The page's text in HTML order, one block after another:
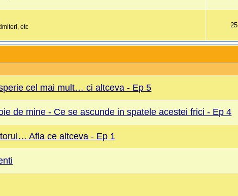
etc 25
cel mai mult… ci altceva - Ep 5
de mine - Ce se ascunde in spatele acestei frici - Ep 4
Afla ce altceva - Ep 1